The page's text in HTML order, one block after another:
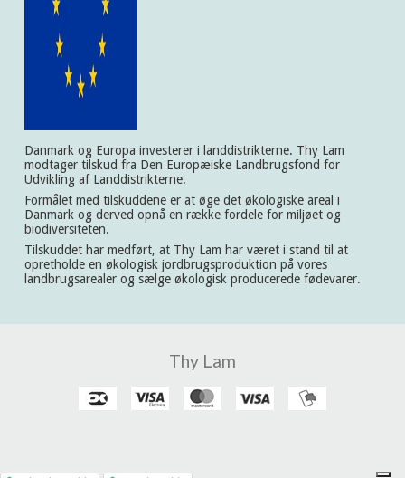
Danmark og Europa investerer i landdistrikterne. Thy Lam
modtager tilskud fra Den Europæiske Landbrugsfond for
Udvikling af Landdistrikterne.
Formålet med tilskuddene er at øge det økologiske areal i
Danmark og derved opnå en række fordele for miljøet og
biodiversiteten.
Tilskuddet har medført, at Thy Lam har været i stand til at
opretholde en økologisk jordbrugsproduktion på vores
landbrugsarealer og sælge økologisk producerede fødevarer.
Thy Lam